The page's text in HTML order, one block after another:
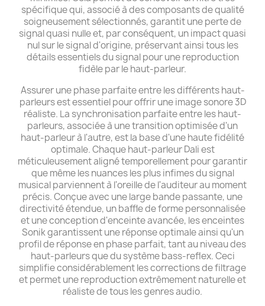
spécifique qui, associé à des composants de qualité
soigneusement sélectionnés, garantit une perte de
signal quasi nulle et, par conséquent, un impact quasi
nul sur le signal d'origine, préservant ainsi tous les
détails essentiels du signal pour une reproduction
fidèle par le haut-parleur.
Assurer une phase parfaite entre les différents haut-
parleurs est essentiel pour offrir une image sonore 3D
réaliste. La synchronisation parfaite entre les haut-
parleurs, associée à une transition optimisée d'un
haut-parleur à l'autre, est la base d'une haute fidélité
optimale. Chaque haut-parleur Dali est
méticuleusement aligné temporellement pour garantir
que même les nuances les plus infimes du signal
musical parviennent à l'oreille de l'auditeur au moment
précis. Conçue avec une large bande passante, une
directivité étendue, un baffle de forme personnalisée
et une conception d'enceinte avancée, les enceintes
Sonik garantissent une réponse optimale ainsi qu'un
profil de réponse en phase parfait, tant au niveau des
haut-parleurs que du système bass-reflex. Ceci
simplifie considérablement les corrections de filtrage
et permet une reproduction extrêmement naturelle et
réaliste de tous les genres audio.